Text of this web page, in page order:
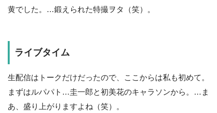
黄でした。…鍛えられた特撮ヲタ（笑）。
ライブタイム
生配信はトークだけだったので、ここからは私も初めて。
まずはルパパト…圭一郎と初美花のキャラソンから。…ま
あ、盛り上がりますよね（笑）。